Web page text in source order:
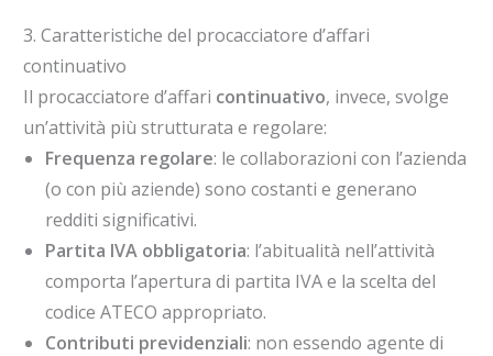
3. Caratteristiche del procacciatore d’affari
continuativo
Il procacciatore d’affari continuativo, invece, svolge
un’attività più strutturata e regolare:
Frequenza regolare: le collaborazioni con l’azienda
(o con più aziende) sono costanti e generano
redditi significativi.
Partita IVA obbligatoria: l’abitualità nell’attività
comporta l’apertura di partita IVA e la scelta del
codice ATECO appropriato.
Contributi previdenziali: non essendo agente di